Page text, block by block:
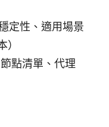
定性、適用場景
點清單、代理